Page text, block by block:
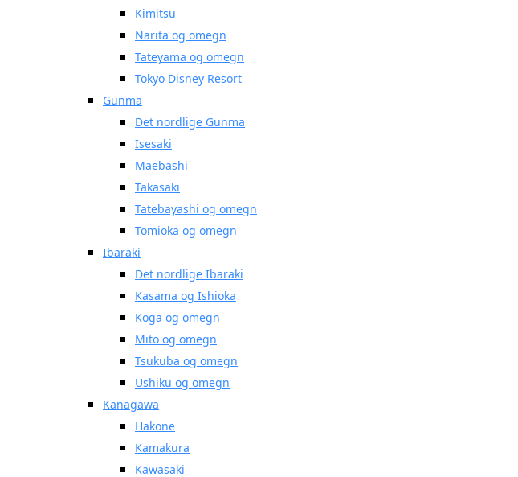
Kimitsu
Narita og omegn
Tateyama og omegn
Tokyo Disney Resort
Gunma
Det nordlige Gunma
Isesaki
Maebashi
Takasaki
Tatebayashi og omegn
Tomioka og omegn
Ibaraki
Det nordlige Ibaraki
Kasama og Ishioka
Koga og omegn
Mito og omegn
Tsukuba og omegn
Ushiku og omegn
Kanagawa
Hakone
Kamakura
Kawasaki